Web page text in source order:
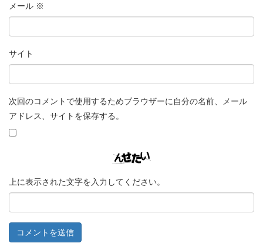
メール ※
サイト
次回のコメントで使用するためブラウザーに自分の名前、メール
アドレス、サイトを保存する。
上に表示された文字を入力してください。